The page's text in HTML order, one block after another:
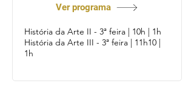
Ver programa
História da Arte II - 3ª feira | 10h | 1h
História da Arte III - 3ª feira | 11h10 |
1h